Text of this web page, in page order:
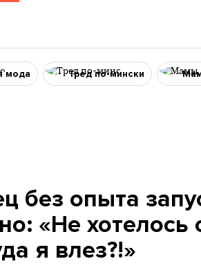
мода Тред по-мински
без опыта
«Не хотелось
я влез?!»